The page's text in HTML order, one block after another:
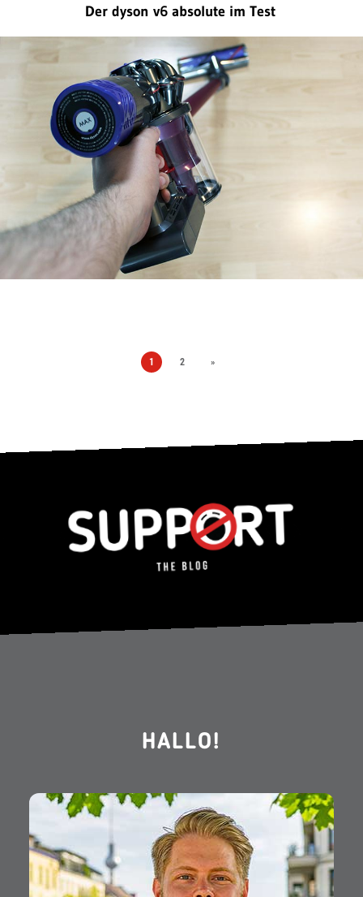
Der dyson v6 absolute im Test
1 2 »
HALLO!